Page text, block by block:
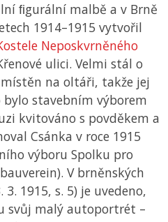
ﬁgurální malbě a v Brně
1914–1915 vytvořil
Neposkvrněného
ulici. Velmi stál o
na oltáři, takže jej
stavebním výborem
kvitováno s povděkem a
Csánka v roce 1915
výboru Spolku pro
V brněnských
1915, s. 5) je uvedeno,
svůj malý autoportrét –